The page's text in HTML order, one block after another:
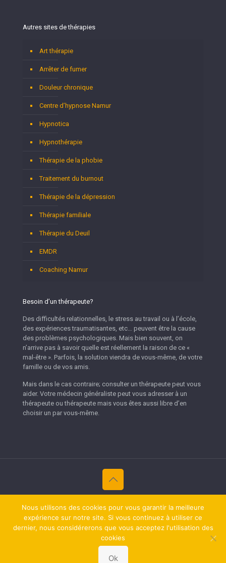
Autres sites de thérapies
Art thérapie
Arrêter de fumer
Douleur chronique
Centre d’hypnose Namur
Hypnotica
Hypnothérapie
Thérapie de la phobie
Traitement du burnout
Thérapie de la dépression
Thérapie familiale
Thérapie du Deuil
EMDR
Coaching Namur
Besoin d’un thérapeute?
Des difficultés relationnelles, le stress au travail ou à l’école,
des expériences traumatisantes, etc… peuvent être la cause
des problèmes psychologiques. Mais bien souvent, on
n’arrive pas à savoir quelle est réellement la raison de ce «
mal-être ». Parfois, la solution viendra de vous-même, de votre
famille ou de vos amis.
Mais dans le cas contraire; consulter un thérapeute peut vous
aider. Votre médecin généraliste peut vous adresser à un
thérapeute ou thérapeute mais vous êtes aussi libre d’en
choisir un par vous-même.
Privium – Des services qui soutiennent vos soins. Pour
psychologues, psychotherapeutes et hypnotherapeutes.
RGPD - Politique de Protection de la Vie Privée
RGPD - Politique de Protection de la Vie Privée
Nous utilisons des cookies pour vous garantir la meilleure
expérience sur notre site. Si vous continuez à utiliser ce
dernier, nous considérerons que vous acceptez l'utilisation des
cookies
Ok